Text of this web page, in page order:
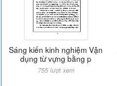
Sáng kiến kinh nghiệm Vận
dụng từ vựng bằng p
755 lượt xem